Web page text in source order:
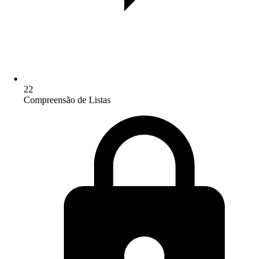
22
Compreensão de Listas